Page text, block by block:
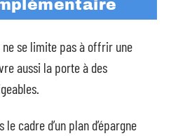
se limite pas à offrir une
aussi la porte à des
cadre d’un plan d’épargne